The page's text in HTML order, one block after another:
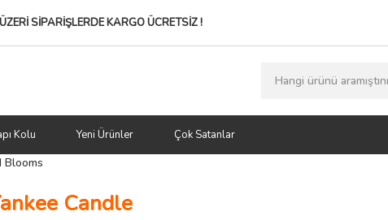
SİPARİŞLERDEKARGO ÜCRETSİZ !
Kolu Yeni Ürünler Çok Satanlar
Blooms
Candle